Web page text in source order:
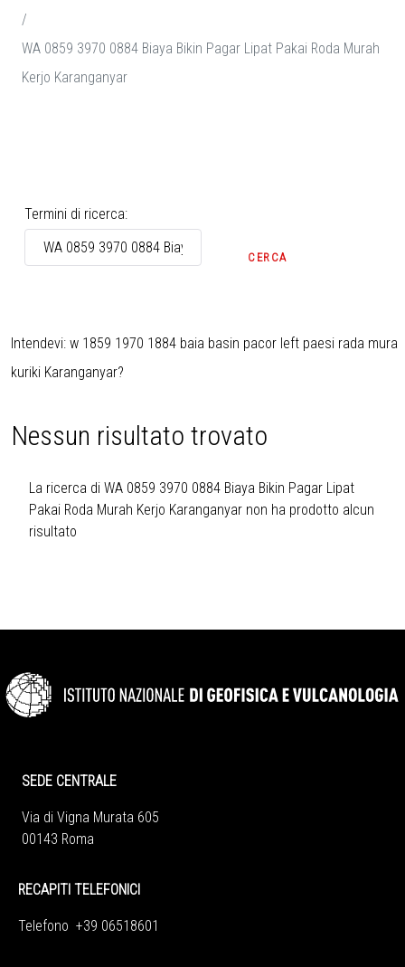
WA 0859 3970 0884 Biaya Bikin Pagar Lipat Pakai Roda Murah
Kerjo Karanganyar
Modulo di ricerca
Termini di ricerca:
CERCA
Intendevi: w 1859 1970 1884 baia basin pacor left paesi rada mura
kuriki Karanganyar?
Nessun risultato trovato
La ricerca di WA 0859 3970 0884 Biaya Bikin Pagar Lipat
Pakai Roda Murah Kerjo Karanganyar non ha prodotto alcun
risultato
SEDE CENTRALE
Via di Vigna Murata 605
00143 Roma
RECAPITI TELEFONICI
Telefono +39 06518601